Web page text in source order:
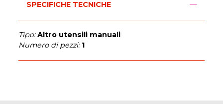
SPECIFICHE TECNICHE
Tipo: Altro utensili manuali
Numero di pezzi: 1